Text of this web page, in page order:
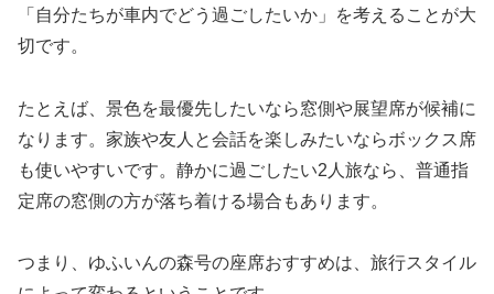
「自分たちが車内でどう過ごしたいか」を考えることが大
切です。
たとえば、景色を最優先したいなら窓側や展望席が候補に
なります。家族や友人と会話を楽しみたいならボックス席
も使いやすいです。静かに過ごしたい2人旅なら、普通指
定席の窓側の方が落ち着ける場合もあります。
つまり、ゆふいんの森号の座席おすすめは、旅行スタイル